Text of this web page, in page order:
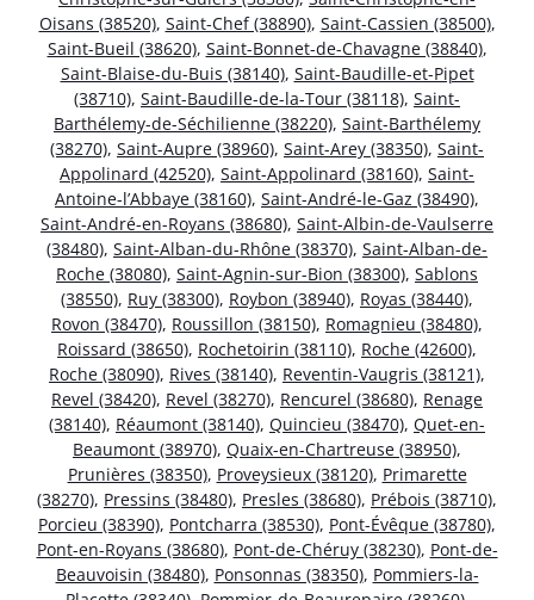
Oisans (38520), Saint-Chef (38890), Saint-Cassien (38500),
Saint-Bueil (38620), Saint-Bonnet-de-Chavagne (38840),
Saint-Blaise-du-Buis (38140), Saint-Baudille-et-Pipet
(38710), Saint-Baudille-de-la-Tour (38118), Saint-
Barthélemy-de-Séchilienne (38220), Saint-Barthélemy
(38270), Saint-Aupre (38960), Saint-Arey (38350), Saint-
Appolinard (42520), Saint-Appolinard (38160), Saint-
Antoine-l’Abbaye (38160), Saint-André-le-Gaz (38490),
Saint-André-en-Royans (38680), Saint-Albin-de-Vaulserre
(38480), Saint-Alban-du-Rhône (38370), Saint-Alban-de-
Roche (38080), Saint-Agnin-sur-Bion (38300), Sablons
(38550), Ruy (38300), Roybon (38940), Royas (38440),
Rovon (38470), Roussillon (38150), Romagnieu (38480),
Roissard (38650), Rochetoirin (38110), Roche (42600),
Roche (38090), Rives (38140), Reventin-Vaugris (38121),
Revel (38420), Revel (38270), Rencurel (38680), Renage
(38140), Réaumont (38140), Quincieu (38470), Quet-en-
Beaumont (38970), Quaix-en-Chartreuse (38950),
Prunières (38350), Proveysieux (38120), Primarette
(38270), Pressins (38480), Presles (38680), Prébois (38710),
Porcieu (38390), Pontcharra (38530), Pont-Évêque (38780),
Pont-en-Royans (38680), Pont-de-Chéruy (38230), Pont-de-
Beauvoisin (38480), Ponsonnas (38350), Pommiers-la-